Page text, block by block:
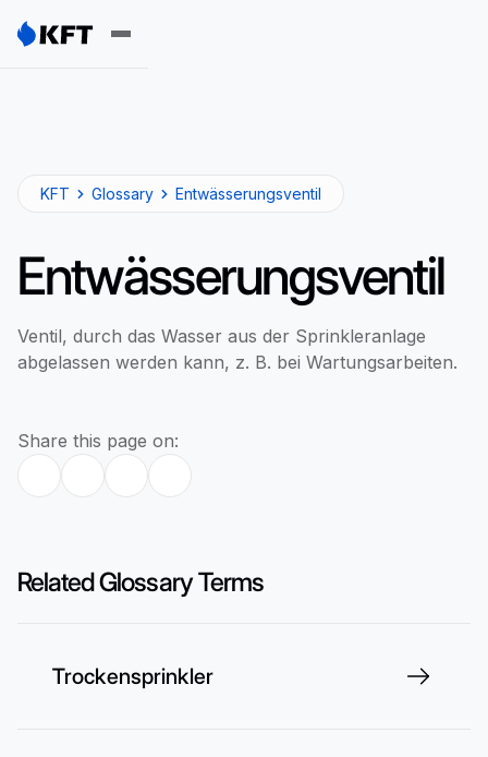
KFT Glossary Entwässerungsventil
Entwässerungsventil
Ventil, durch das Wasser aus der Sprinkleranlage
abgelassen werden kann, z. B. bei Wartungsarbeiten.
Share this page on:
Related Glossary Terms
Trockensprinkler